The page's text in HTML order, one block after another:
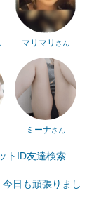
マリマリ さん
ミーナさん
トID友達検索
今日も頑張りまし